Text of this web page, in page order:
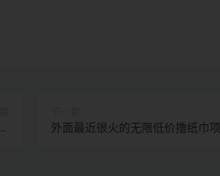
外面最近很火的无限低价撸纸巾